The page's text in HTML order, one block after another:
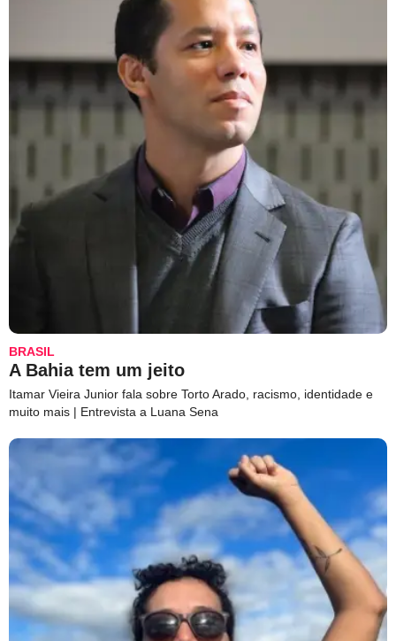
BRASIL
A Bahia tem um jeito
Itamar Vieira Junior fala sobre Torto Arado, racismo, identidade e
muito mais | Entrevista a Luana Sena